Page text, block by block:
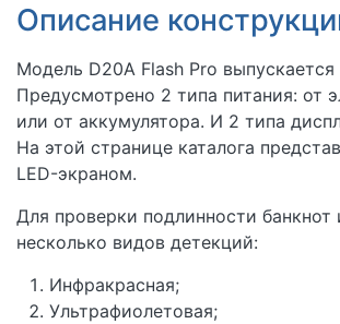
Описание
Модель D20A Flash Pro выпускается
Предусмотрено 2 типа питания: от
или от аккумулятора. И 2 типа
На этой странице каталога
LED-экраном.
Для проверки подлинности банкнот
несколько видов детекций:
Инфракрасная;
Ультрафиолетовая;